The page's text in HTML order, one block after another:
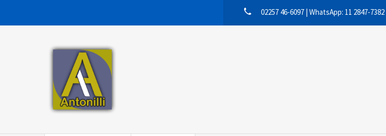
02257 46-6097 | WhatsApp: 11 2847-7382